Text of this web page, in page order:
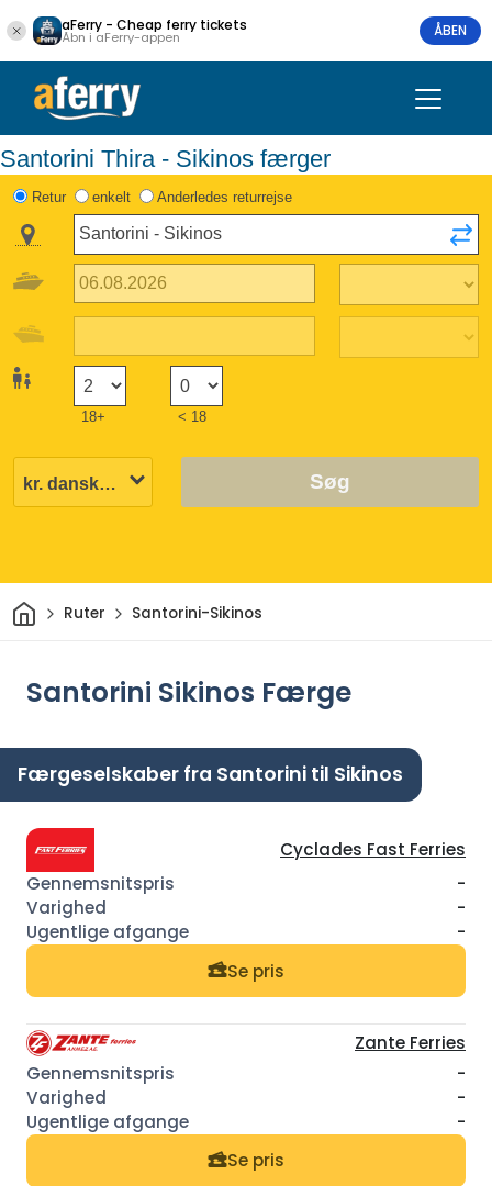
aFerry - Cheap ferry tickets
Åbn i aFerry-appen ÅBEN
Santorini Thira - Sikinos færger
Retur enkelt Anderledes returrejse
18+ < 18
Søg
HjemRuter Santorini-Sikinos
Santorini Sikinos Færge
Færgeselskaber fra Santorini til Sikinos
Cyclades Fast Ferries
-
-
-
Se pris
Zante Ferries
-
-
-
Se pris